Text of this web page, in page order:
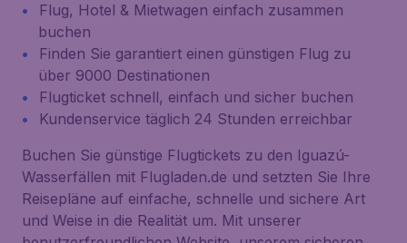
Flug, Hotel & Mietwagen einfach zusammen
buchen
Finden Sie garantiert einen günstigen Flug zu
über 9000 Destinationen
Flugticket schnell, einfach und sicher buchen
Kundenservice täglich 24 Stunden erreichbar
Buchen Sie günstige Flugtickets zu den Iguazú-
Wasserfällen mit Flugladen.de und setzten Sie Ihre
Reisepläne auf einfache, schnelle und sichere Art
und Weise in die Realität um. Mit unserer